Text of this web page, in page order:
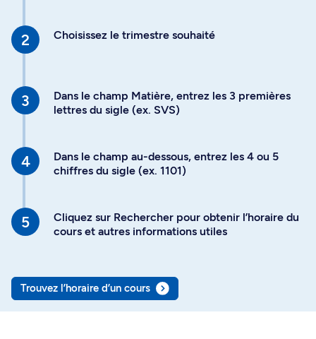
Choisissez le trimestre souhaité
Dans le champ Matière, entrez les 3 premières
lettres du sigle (ex. SVS)
Dans le champ au-dessous, entrez les 4 ou 5
chiffres du sigle (ex. 1101)
Cliquez sur Rechercher pour obtenir l’horaire du
cours et autres informations utiles
Trouvez l’horaire d’un cours